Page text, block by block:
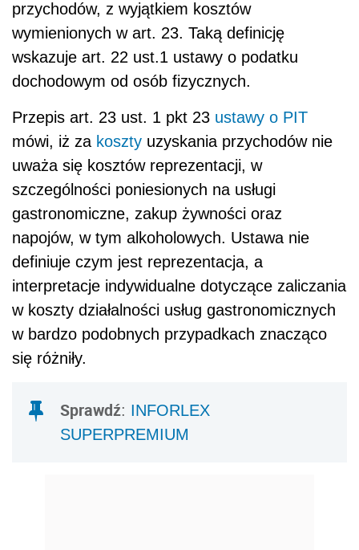
przychodów, z wyjątkiem kosztów
wymienionych w art. 23. Taką definicję
wskazuje art. 22 ust.1 ustawy o podatku
dochodowym od osób fizycznych.
Przepis art. 23 ust. 1 pkt 23 ustawy o PIT
mówi, iż za koszty uzyskania przychodów nie
uważa się kosztów reprezentacji, w
szczególności poniesionych na usługi
gastronomiczne, zakup żywności oraz
napojów, w tym alkoholowych. Ustawa nie
definiuje czym jest reprezentacja, a
interpretacje indywidualne dotyczące zaliczania
w koszty działalności usług gastronomicznych
w bardzo podobnych przypadkach znacząco
się różniły.
Sprawdź: INFORLEX
SUPERPREMIUM